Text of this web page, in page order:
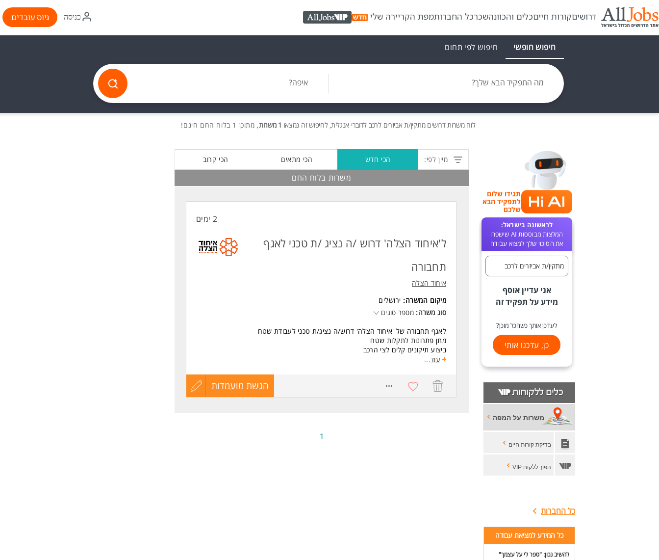
דרושיםקורות חייםכלים והכוונהשכרכל החברותמפת הקריירה שלי AllJobs VIP
איקון
התחברות
כניסה גיוס עובדים
חיפוש חופשי חיפוש לפי תחום
מה התפקיד הבא שלך? איפה?
לוח משרותדרושים מתקין/ת אביזרים לרכב לדוברי אנגלית, לחיפוש זה נמצאו 1 משרות , מתוכן 1 בלוח החם חינם!
תגידו שלום
לתפקיד הבא
שלכם
לראשונה בישראל:
המלצות מבוססות AI שישפרו
את הסיכוי שלך למצוא עבודה
מתקין/ת אביזרים לרכב
אני עדיין אוסף
מידע על תפקיד זה
לעדכן אותך כשהכל מוכן?
כן, עדכנו אותי
משרות על המפה
בדיקת קורות חיים
הפוך ללקוח VIP
כל החברות
כל המידע למציאת עבודה
להשיב נכון: "ספר לי על עצמך"
מיין לפי: הכי חדש הכי מתאים הכי קרוב
משרות בלוח החם
2 ימים
ל'איחוד הצלה' דרוש /ה נציג /ת טכני לאגף
תחבורה
איחוד הצלה
מיקום המשרה: ירושלים
סוג משרה: מספר סוגים
לאגף תחבורה של 'איחוד הצלה' דרוש/ה נציג/ת טכני לעבודת שטח
מתן פתרונות לתקלות שטח
ביצוע תיקונים קלים לצי הרכב
ביקורת איכות על עבודת המוסכים
דרישות:
רישיון לרכב פרטי - חובה
עוד...
הגשת מועמדות
עדכון
1